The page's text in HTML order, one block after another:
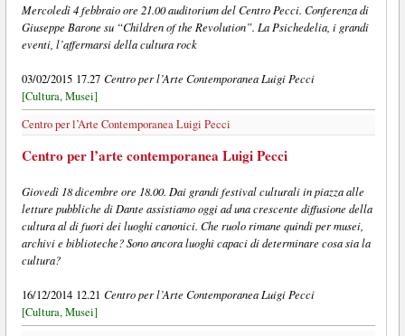
Mercoledì 4 febbraio ore 21.00 auditorium del Centro Pecci. Conferenza di
Giuseppe Barone su “Children of the Revolution”. La Psichedelia, i grandi
eventi, l’affermarsi della cultura rock
03/02/2015 17.27 Centro per l’Arte Contemporanea Luigi Pecci
[Cultura, Musei]
Centro per l’Arte Contemporanea Luigi Pecci
Centro per l’arte contemporanea Luigi Pecci
Giovedì 18 dicembre ore 18.00. Dai grandi festival culturali in piazza alle
letture pubbliche di Dante assistiamo oggi ad una crescente diffusione della
cultura al di fuori dei luoghi canonici. Che ruolo rimane quindi per musei,
archivi e biblioteche? Sono ancora luoghi capaci di determinare cosa sia la
cultura?
16/12/2014 12.21 Centro per l’Arte Contemporanea Luigi Pecci
[Cultura, Musei]